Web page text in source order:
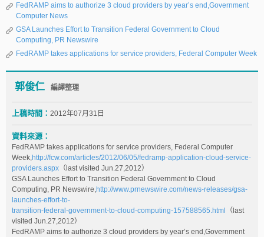
FedRAMP aims to authorize 3 cloud providers by year’s end,Government
Computer News
GSA Launches Effort to Transition Federal Government to Cloud
Computing, PR Newswire
FedRAMP takes applications for service providers, Federal Computer Week
郭俊仁 編譯整理
上稿時間： 2012年07月31日
資料來源：
FedRAMP takes applications for service providers, Federal Computer
Week,http://fcw.com/articles/2012/06/05/fedramp-application-cloud-service-
providers.aspx （last visited Jun.27,2012）
GSA Launches Effort to Transition Federal Government to Cloud
Computing, PR Newswire,http://www.prnewswire.com/news-releases/gsa-
launches-effort-to-
transition-federal-government-to-cloud-computing-157588565.html （last
visited Jun.27,2012）
FedRAMP aims to authorize 3 cloud providers by year’s end,Government